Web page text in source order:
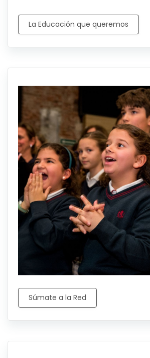
La Educación que queremos
Súmate a la Red